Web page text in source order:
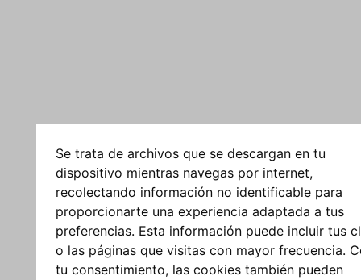
Se trata de archivos que se descargan en tu
dispositivo mientras navegas por internet,
recolectando información no identificable para
proporcionarte una experiencia adaptada a tus
preferencias. Esta información puede incluir tus
o las páginas que visitas con mayor frecuencia.
tu consentimiento, las cookies también pueden